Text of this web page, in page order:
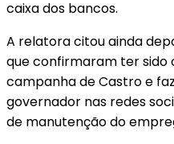
caixa dos bancos.
A relatora citou ainda
que confirmaram ter sido
campanha de Castro e
governador nas redes
de manutenção do